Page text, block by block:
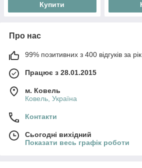
Купити
Про нас
99% позитивних з 400 відгуків за рік
Працює з 28.01.2015
м. Ковель
Ковель, Україна
Контакти
Сьогодні вихідний
Показати весь графік роботи